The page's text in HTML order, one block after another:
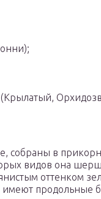
собраны в
видов она
оттенком
продольные